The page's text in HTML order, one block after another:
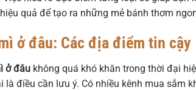
quả để tạo ra những mẻ bánh thơm
ở đâu: Các địa điểm tin cậy
ở đâu không quá khó khăn trong thời đại
điều cần lưu ý. Có nhiều kênh mua sắm